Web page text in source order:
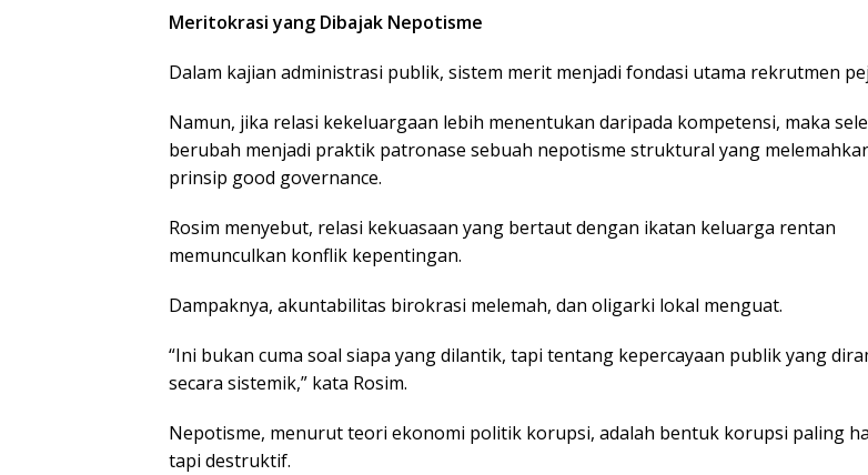
Meritokrasi yang Dibajak Nepotisme
Dalam kajian administrasi publik, sistem merit menjadi fondasi utama rekrutmen
Namun, jika relasi kekeluargaan lebih menentukan daripada kompetensi, maka
berubah menjadi praktik patronase sebuah nepotisme struktural yang
prinsip good governance.
Rosim menyebut, relasi kekuasaan yang bertaut dengan ikatan keluarga rentan
memunculkan konflik kepentingan.
Dampaknya, akuntabilitas birokrasi melemah, dan oligarki lokal menguat.
“Ini bukan cuma soal siapa yang dilantik, tapi tentang kepercayaan publik yang
secara sistemik,” kata Rosim.
Nepotisme, menurut teori ekonomi politik korupsi, adalah bentuk korupsi paling
tapi destruktif.